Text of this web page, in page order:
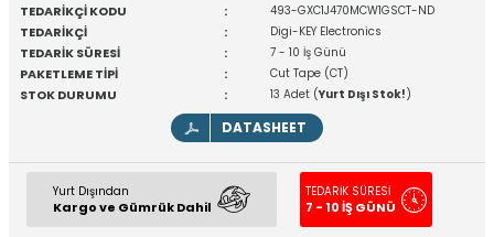
TEDARİKÇİ KODU : 493-GXC1J470MCW1GSCT-ND
TEDARİKÇİ : Digi-KEY Electronics
TEDARİK SÜRESİ : 7 - 10 İş Günü
PAKETLEME TİPİ : Cut Tape (CT)
STOK DURUMU : 13 Adet (Yurt Dışı Stok!)
DATASHEET
Yurt Dışından
Kargo ve Gümrük Dahil
TEDARİK SÜRESİ
7 - 10 İŞ GÜNÜ